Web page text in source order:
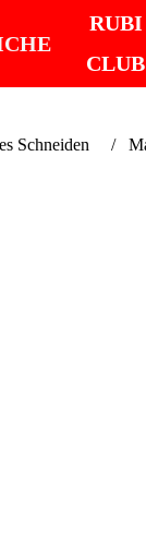
RUBI
CLUB
Schneiden